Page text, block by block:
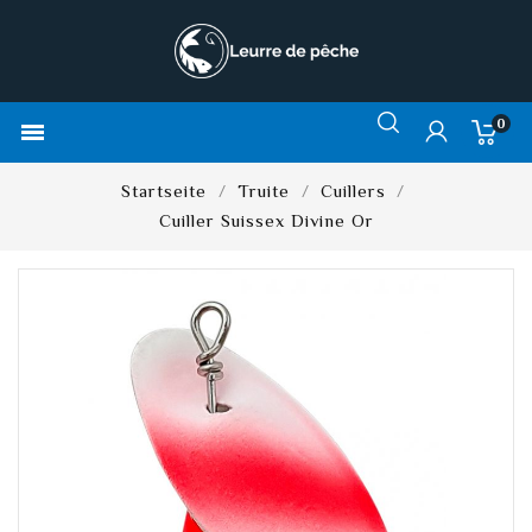
 0
Startseite Truite
Cuillers
Cuiller Suissex Divine Or